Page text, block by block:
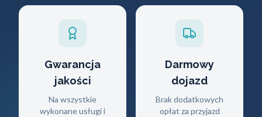
Gwarancja
jakości
Na wszystkie
wykonane usługi i
Darmowy
dojazd
Brak dodatkowych
opłat za przyjazd